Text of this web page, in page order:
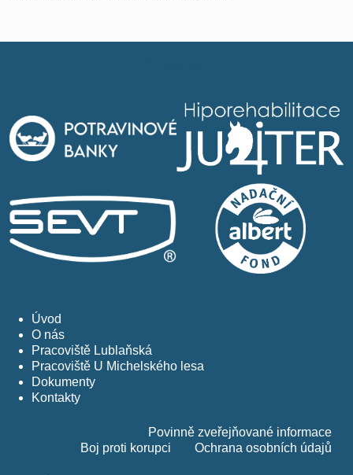
Úvod
O nás
Pracoviště Lublaňská
Pracoviště U Michelského lesa
Dokumenty
Kontakty
Povinně zveřejňované informace
Ochrana osobních údajů
Boj proti korupci